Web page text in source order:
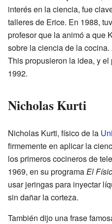
interés en la ciencia, fue
talleres de Erice. En 1988,
profesor que la animó a que
sobre la ciencia de la
This propusieron la idea, y
1992.
Nicholas Kurti
Nicholas Kurti, físico de la
firmemente en aplicar la
los primeros cocineros de
1969, en su programa El
usar jeringas para inyectar
sin dañar la corteza.
También dijo una frase